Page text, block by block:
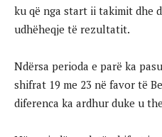
ku që nga start ii takimit dhe
udhëheqje të rezultatit.
Ndërsa perioda e parë ka
shifrat 19 me 23 në favor të
diferenca ka ardhur duke u